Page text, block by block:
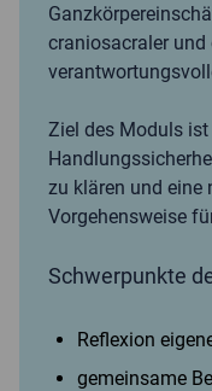
craniosacraler und
Ziel des Moduls
zu klären und eine
Vorgehensweise
Schwerpunkte
Reflexion
gemeinsame